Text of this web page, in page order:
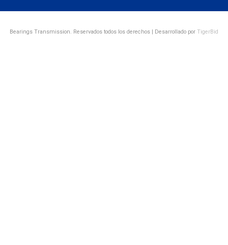
Bearings Transmission. Reservados todos los derechos | Desarrollado por TigerBid